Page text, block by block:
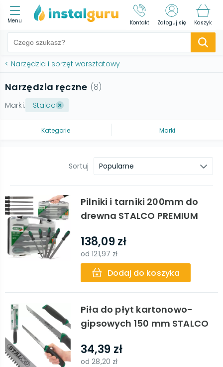
Menu Kontakt Zaloguj się Koszyk
< Narzędzia i sprzęt warsztatowy
Narzędzia ręczne (8)
Marki: Stalco
Kategorie Marki
Sortuj Popularne
Pilniki i tarniki 200mm do
drewna STALCO PREMIUM
138,09 zł
od121,97 zł
Dodaj do koszyka
Piła do płyt kartonowo-
gipsowych 150 mm STALCO
34,39 zł
od28,20 zł